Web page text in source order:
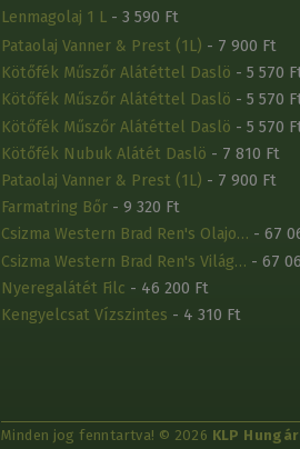
Lenmagolaj 1 L - 3 590 Ft
Pataolaj Vanner & Prest (1L) - 7 900 Ft
Kötőfék Műszőr Alátéttel Daslö - 5 570
Kötőfék Műszőr Alátéttel Daslö - 5 570
Kötőfék Műszőr Alátéttel Daslö - 5 570
Kötőfék Nubuk Alátét Daslö - 7 810 Ft
Pataolaj Vanner & Prest (1L) - 7 900 Ft
Farmatring Bőr - 9 320 Ft
Csizma Western Brad Ren's Olajo… - 67
Csizma Western Brad Ren's Világ… - 67
Nyeregalátét Filc - 46 200 Ft
Kengyelcsat Vízszintes - 4 310 Ft
Minden jog fenntartva! © 2026 KLP